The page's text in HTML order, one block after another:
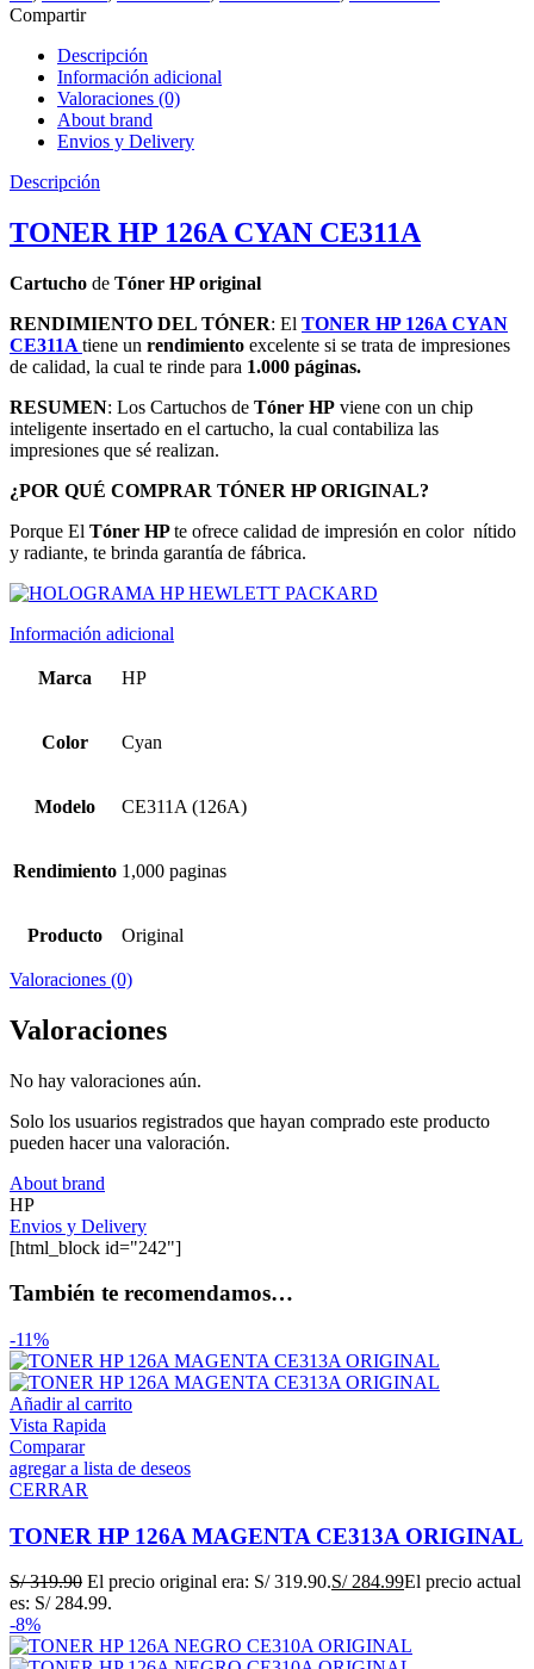
Compartir
Descripción
Información adicional
Valoraciones (0)
About brand
Envios y Delivery
Descripción
TONER HP 126A CYAN CE311A
Cartucho de Tóner HP original
RENDIMIENTO DEL TÓNER: El TONER HP 126A CYAN
CE311A tiene un rendimiento excelente si se trata de impresiones
de calidad, la cual te rinde para 1.000 páginas.
RESUMEN: Los Cartuchos de Tóner HP viene con un chip
inteligente insertado en el cartucho, la cual contabiliza las
impresiones que sé realizan.
¿POR QUÉ COMPRAR TÓNER HP ORIGINAL?
Porque El Tóner HPte ofrece calidad de impresión en color nítido
y radiante, te brinda garantía de fábrica.
Información adicional
Marca HP
Color Cyan
Modelo CE311A (126A)
Rendimiento 1,000 paginas
Producto Original
Valoraciones (0)
Valoraciones
No hay valoraciones aún.
Solo los usuarios registrados que hayan comprado este producto
pueden hacer una valoración.
About brand
HP
Envios y Delivery
[html_block id="242"]
También te recomendamos…
-11%
Añadir al carrito
Vista Rapida
Comparar
agregar a lista de deseos
CERRAR
TONER HP 126A MAGENTA CE313A ORIGINAL
S/319.90 El precio original era: S/ 319.90.S/284.99El precio actual
es: S/ 284.99.
-8%